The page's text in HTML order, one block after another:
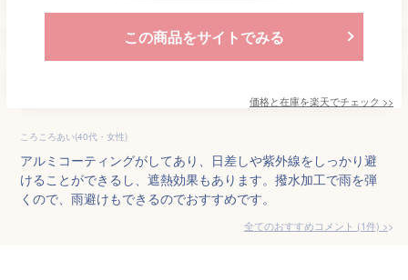
この商品をサイトでみる
価格と在庫を楽天でチェック >>
ころころあい(40代・女性)
アルミコーティングがしてあり、日差しや紫外線をしっかり避
けることができるし、遮熱効果もあります。撥水加工で雨を弾
くので、雨避けもできるのでおすすめです。
全てのおすすめコメント (1件) >